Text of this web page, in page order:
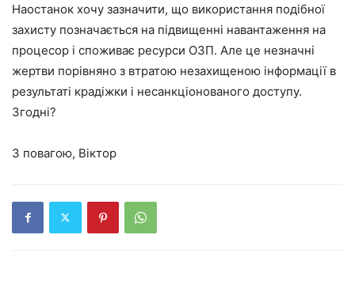
Наостанок хочу зазначити, що використання подібної
захисту позначається на підвищенні навантаження на
процесор і споживає ресурси ОЗП. Але це незначні
жертви порівняно з втратою незахищеною інформації в
результаті крадіжки і несанкціонованого доступу.
Згодні?
З повагою, Віктор